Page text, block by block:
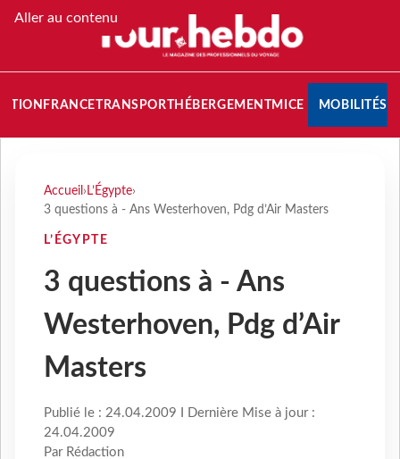
Aller au contenu
FRANCETRANSPORT HÉBERGEMENTMICE MOBILITÉS
Accueil › L’Égypte›
3 questions à - Ans Westerhoven, Pdg d’Air Masters
L’ÉGYPTE
3 questions à - Ans
Westerhoven, Pdg d’Air
Masters
Publié le : 24.04.2009 I Dernière Mise à jour :
24.04.2009
Par Rédaction